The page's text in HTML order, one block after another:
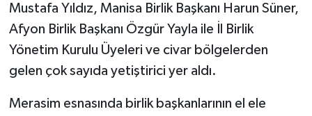
Mustafa Yıldız, Manisa Birlik Başkanı Harun Süner,
Afyon Birlik Başkanı Özgür Yayla ile İl Birlik
Yönetim Kurulu Üyeleri ve civar bölgelerden
gelen çok sayıda yetiştirici yer aldı.
​Merasim esnasında birlik başkanlarının el ele